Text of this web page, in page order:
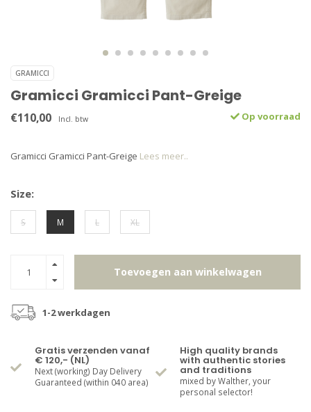
GRAMICCI
Gramicci Gramicci Pant-Greige
€110,00 Incl. btw Op voorraad
Gramicci Gramicci Pant-Greige Lees meer..
Size:
S M L XL
Toevoegen aan winkelwagen
1-2 werkdagen
Gratis verzenden vanaf
€ 120,- (NL)
Next (working) Day Delivery
Guaranteed (within 040 area)
High quality brands
with authentic stories
and traditions
mixed by Walther, your
personal selector!